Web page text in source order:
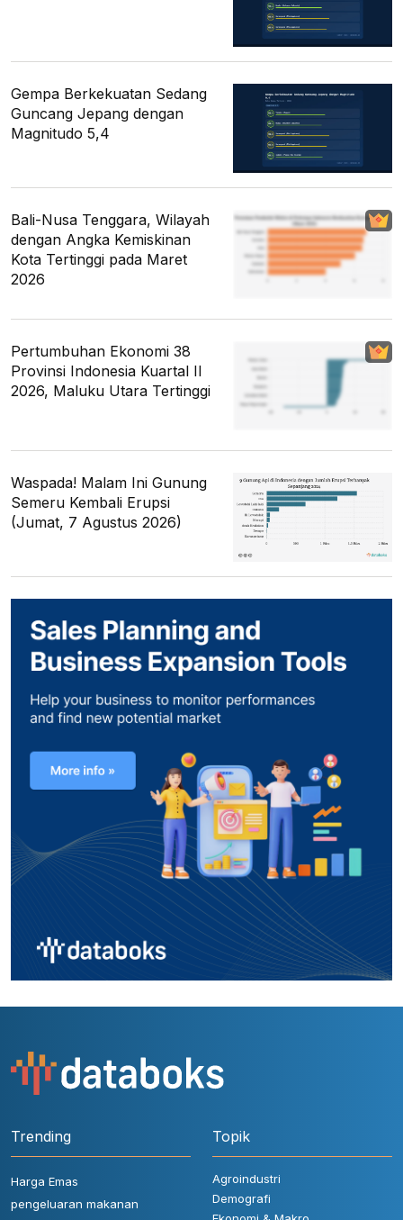
Gempa Berkekuatan Sedang
Guncang Jepang dengan
Magnitudo 5,4
Bali-Nusa Tenggara, Wilayah
dengan Angka Kemiskinan
Kota Tertinggi pada Maret
2026
Pertumbuhan Ekonomi 38
Provinsi Indonesia Kuartal II
2026, Maluku Utara Tertinggi
Waspada! Malam Ini Gunung
Semeru Kembali Erupsi
(Jumat, 7 Agustus 2026)
Trending
Harga Emas
pengeluaran makanan
Topik
Agroindustri
Demografi